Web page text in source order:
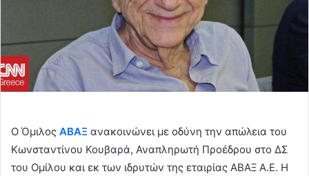
l
Ο Όμιλος ΑΒΑΞ ανακοινώνει με οδύνη την απώλεια του
Κωνσταντίνου Κουβαρά, Αναπληρωτή Προέδρου στο ΔΣ
του Ομίλου και εκ των ιδρυτών της εταιρίας ΑΒΑΞ Α.Ε. Η